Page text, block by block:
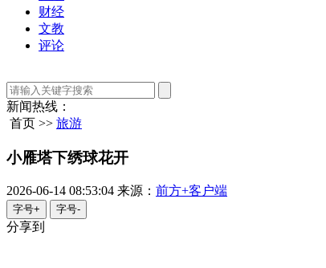
财经
文教
评论
新闻热线：
首页 >> 旅游
小雁塔下绣球花开
2026-06-14 08:53:04 来源： 前方+客户端
字号+ 字号-
分享到